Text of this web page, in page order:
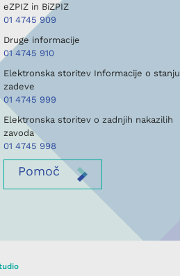
eZPIZ in BiZPIZ
01 4745 909
Druge informacije
01 4745 910
Elektronska storitev Informacije o stanju
zadeve
01 4745 999
Elektronska storitev o zadnjih nakazilih
zavoda
01 4745 998
Pomoč